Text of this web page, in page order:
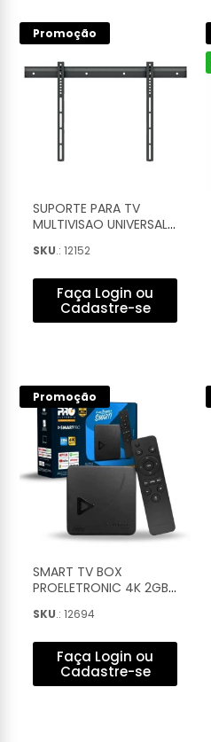
Promoção
SUPORTE PARA TV
MULTIVISAO UNIVERSAL
SKU.: 12152
Faça Login ou
Cadastre-se
Promoção
SMART TV BOX
PROELETRONIC 4K 2GB
PROSB-3000/16GB
SKU.: 12694
Faça Login ou
Cadastre-se